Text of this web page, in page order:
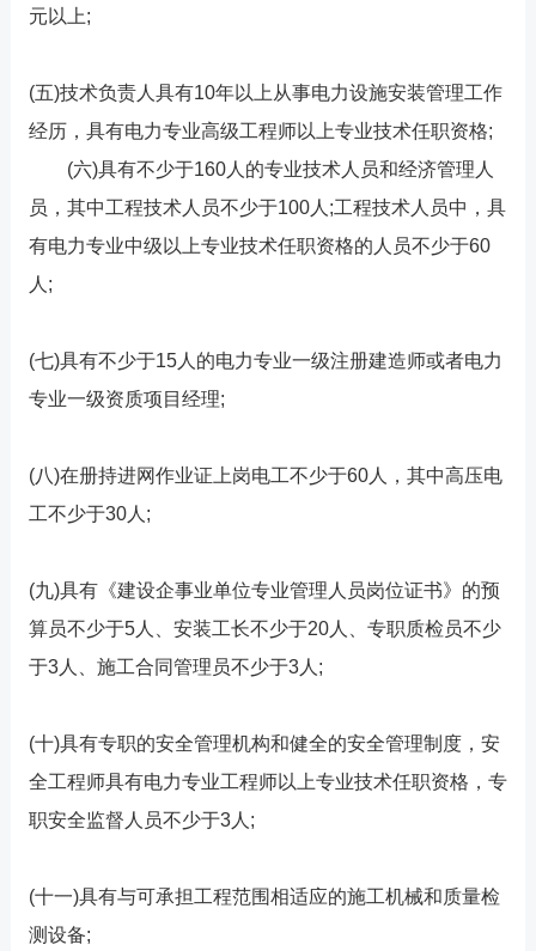
元以上;
(五)技术负责人具有10年以上从事电力设施安装管理工作
经历，具有电力专业高级工程师以上专业技术任职资格;
(六)具有不少于160人的专业技术人员和经济管理人
员，其中工程技术人员不少于100人;工程技术人员中，具
有电力专业中级以上专业技术任职资格的人员不少于60
人;
(七)具有不少于15人的电力专业一级注册建造师或者电力
专业一级资质项目经理;
(八)在册持进网作业证上岗电工不少于60人，其中高压电
工不少于30人;
(九)具有《建设企事业单位专业管理人员岗位证书》的预
算员不少于5人、安装工长不少于20人、专职质检员不少
于3人、施工合同管理员不少于3人;
(十)具有专职的安全管理机构和健全的安全管理制度，安
全工程师具有电力专业工程师以上专业技术任职资格，专
职安全监督人员不少于3人;
(十一)具有与可承担工程范围相适应的施工机械和质量检
测设备;